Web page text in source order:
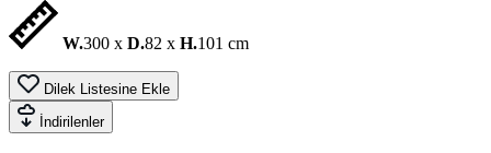
W.300 x D.82 x H.101 cm
Dilek Listesine Ekle
İndirilenler